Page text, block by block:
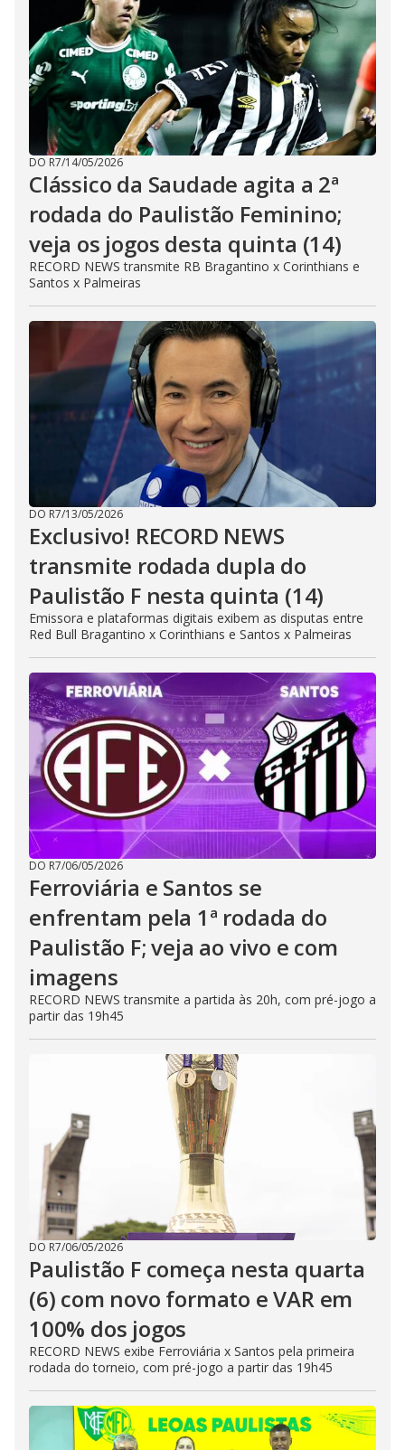
DO R7/14/05/2026
Clássico da Saudade agita a 2ª
rodada do Paulistão Feminino;
veja os jogos desta quinta (14)
RECORD NEWS transmite RB Bragantino x Corinthians e
Santos x Palmeiras
DO R7/13/05/2026
Exclusivo! RECORD NEWS
transmite rodada dupla do
Paulistão F nesta quinta (14)
Emissora e plataformas digitais exibem as disputas entre
Red Bull Bragantino x Corinthians e Santos x Palmeiras
DO R7/06/05/2026
Ferroviária e Santos se
enfrentam pela 1ª rodada do
Paulistão F; veja ao vivo e com
imagens
RECORD NEWS transmite a partida às 20h, com pré-jogo a
partir das 19h45
DO R7/06/05/2026
Paulistão F começa nesta quarta
(6) com novo formato e VAR em
100% dos jogos
RECORD NEWS exibe Ferroviária x Santos pela primeira
rodada do torneio, com pré-jogo a partir das 19h45